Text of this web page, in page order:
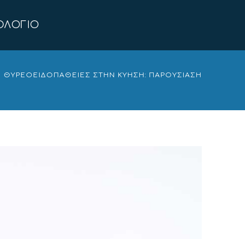
ΘΥΡΕΟΕΙΔΟΠΆΘΕΙΕΣ ΣΤΗΝ ΚΎΗΣΗ: ΠΑΡΟΥΣΊΑΣΗ